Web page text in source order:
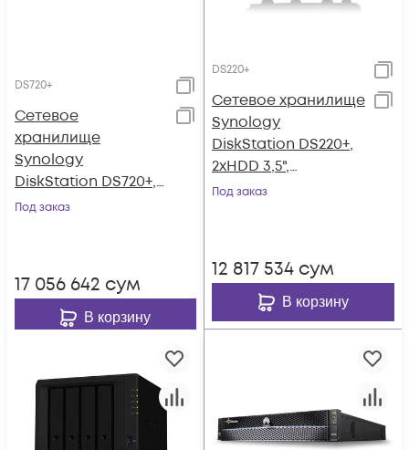
DS720+
Сетевое
хранилище
Synology
DiskStation DS720+,
2xHDD 3,5",
Под заказ
17 056 642 сум
В корзину
DS220+
Сетевое хранилище
Synology
DiskStation DS220+,
2xHDD 3,5",
2х1000Base-T, без
Под заказ
12 817 534 сум
В корзину